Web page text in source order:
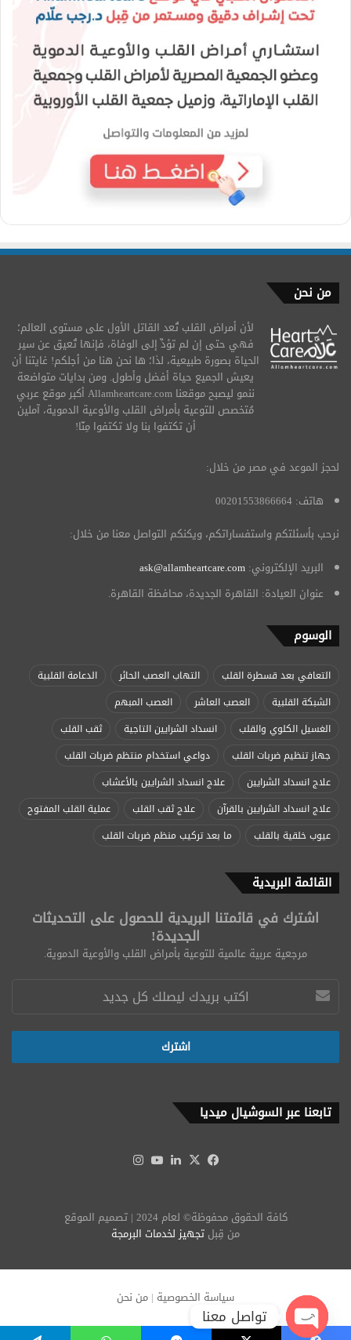
من نحن
لأن أمراض القلب تُعد القاتل الأول على مستوى العالم؛
فهي حتى إن لم تؤدِّ إلى الوفاة، فإنها تُعيق عن سير
الحياة بصورة طبيعية، لذا؛ ها نحن هنا من أجلكم! غايتنا أن
يعيش الجميع حياة أفضل وأطول. ومن بدايات متواضعة
ننمو ليصبح موقعنا Allamheartcare.com أكبر موقع عربي
مُتخصص للتوعية بأمراض القلب والأوعية الدموية، آملين
أن تكتفوا بنا ولا تكتفوا مِنّا!
لحجز الموعد في مصر من خلال:
هاتف: 00201553866664
نرحب بأسئلتكم واستفساراتكم، ويكنكم التواصل معنا من خلال:
البريد الإلكتروني: ask@allamheartcare.com
عنوان العيادة: القاهرة الجديدة، محافظة القاهرة.
الوسوم
التعافي بعد قسطرة القلب التهاب العصب الحائر
الدعامة القلبية
الشبكة القلبية
العصب العاشر
العصب المبهم
الغسيل الكلوي والقلب
انسداد الشرايين التاجية
ثقب القلب
جهاز تنظيم ضربات القلب
دواعي استخدام منتظم ضربات القلب
علاج انسداد الشرايين
علاج انسداد الشرايين بالأعشاب
علاج انسداد الشرايين بالقرآن
علاج ثقب القلب
عملية القلب المفتوح
عيوب خلقية بالقلب
ما بعد تركيب منظم ضربات القلب
القائمة البريدية
اشترك في قائمتنا البريدية للحصول على التحديثات
الجديدة!
مرجعية عربية عالمية للتوعية بأمراض القلب والأوعية الدموية.
تابعنا عبر السوشيال ميديا
فيسبوك
‫X لينكدإن‫YouTube
كافة الحقوق محفوظة© لعام 2024 | تصميم الموقع
من قِبل تجهيز لخدمات البرمجة
سياسة الخصوصية | من نحن
تواصل معنا